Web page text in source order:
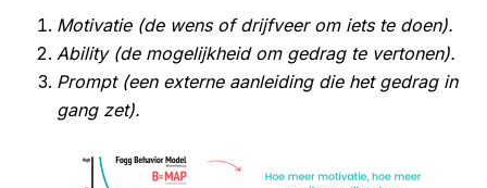
Motivatie (de wens of drijfveer om iets te doen).
Ability (de mogelijkheid om gedrag te vertonen).
Prompt (een externe aanleiding die het gedrag in
gang zet).